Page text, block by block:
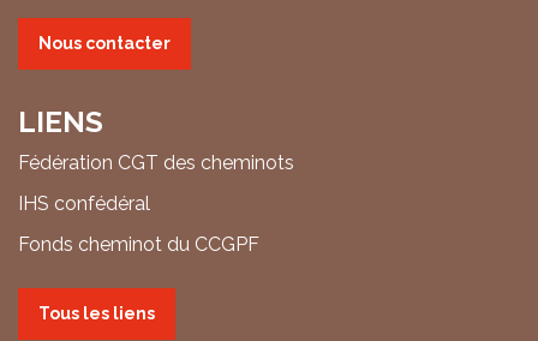
Nous contacter
LIENS
Fédération CGT des cheminots
IHS confédéral
Fonds cheminot du CCGPF
Tous les liens